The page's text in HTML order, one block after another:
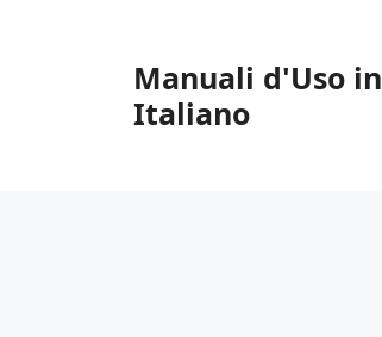
Manuali d'Uso in
Italiano